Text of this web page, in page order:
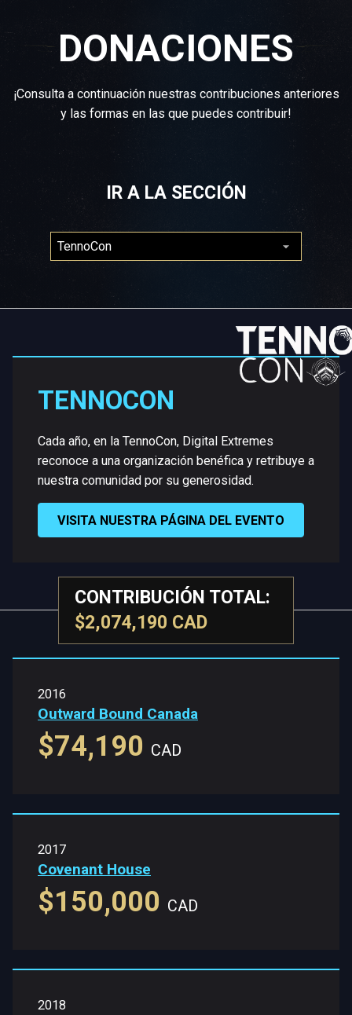
DONACIONES
¡Consulta a continuación nuestras contribuciones anteriores
y las formas en las que puedes contribuir!
IR A LA SECCIÓN
TENNOCON
Cada año, en la TennoCon, Digital Extremes
reconoce a una organización benéfica y retribuye a
nuestra comunidad por su generosidad.
VISITA NUESTRA PÁGINA DEL EVENTO
CONTRIBUCIÓN TOTAL:
$2,074,190 CAD
2016
Outward Bound Canada
$74,190 CAD
2017
Covenant House
$150,000 CAD
2018